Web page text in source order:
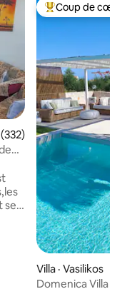
aimés
de 4,87 sur 5,
se
Coup de cœur
Coup de cœur
Villa · Vasilikos
Domenica Villa |